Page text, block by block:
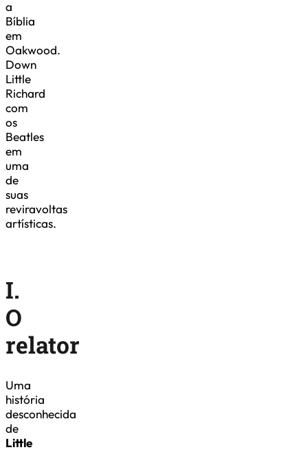
a
Bíblia
em
Oakwood.
Down
Little
Richard
com
os
Beatles
em
uma
de
suas
reviravoltas
artísticas.
I.
O
relator
Uma
história
desconhecida
de
Little